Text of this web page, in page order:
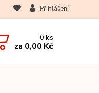
Přihlášení
0ks
za 0,00 Kč